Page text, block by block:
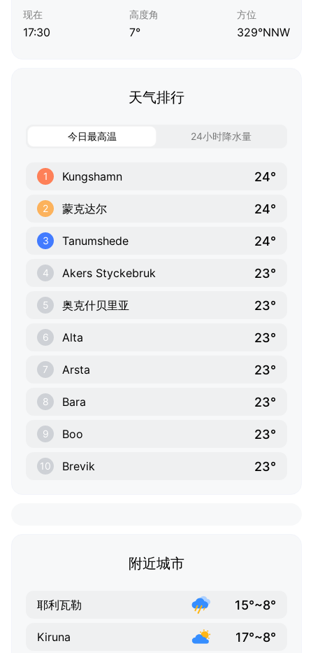
现在
17:30
高度角
7°
方位
329°NNW
天气排行
今日最高温 24小时降水量
1 Kungshamn 24°
2 蒙克达尔 24°
3 Tanumshede 24°
4 Akers Styckebruk 23°
5 奥克什贝里亚 23°
6 Alta 23°
7 Arsta 23°
8 Bara 23°
9 Boo 23°
10 Brevik 23°
附近城市
耶利瓦勒 15°~8°
Kiruna 17°~8°